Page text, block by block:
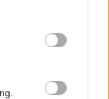
in below Google